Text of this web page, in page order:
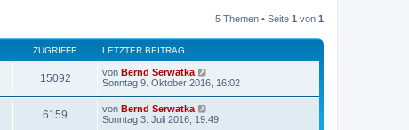
5 Themen • Seite 1 von 1
ZUGRIFFE LETZTER BEITRAG
15092 von Bernd Serwatka
Sonntag 9. Oktober 2016, 16:02
6159 von Bernd Serwatka
Sonntag 3. Juli 2016, 19:49